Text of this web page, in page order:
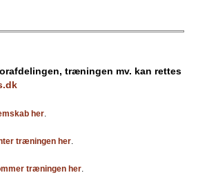
træningen mv. kan rettes
her
træningen her.
træningen her.